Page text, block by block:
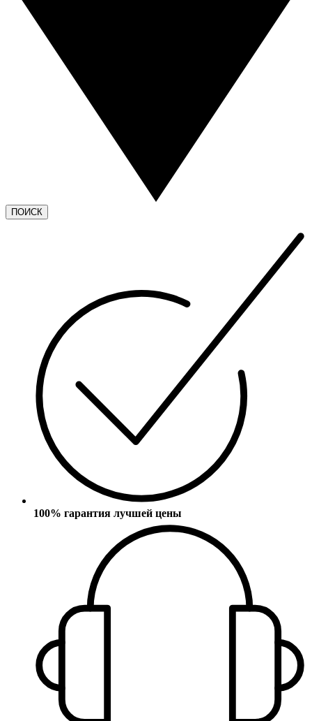
ПОИСК
100% гарантия лучшей цены